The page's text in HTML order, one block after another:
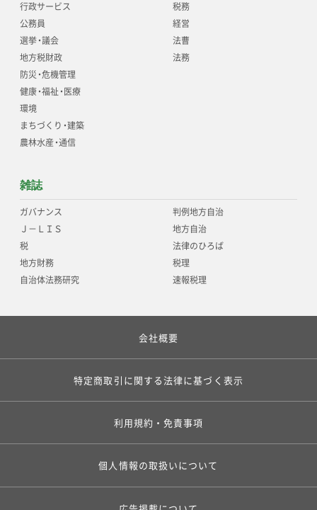
行政サービス
公務員
選挙・議会
地方税財政
防災・危機管理
健康・福祉・医療
環境
まちづくり・建築
農林水産・通信
税務
経営
法曹
法務
雑誌
ガバナンス
Ｊ－ＬＩＳ
税
地方財務
自治体法務研究
判例地方自治
地方自治
法律のひろば
税理
速報税理
会社概要
特定商取引に関する法律に基づく表示
利用規約・免責事項
個人情報の取扱いについて